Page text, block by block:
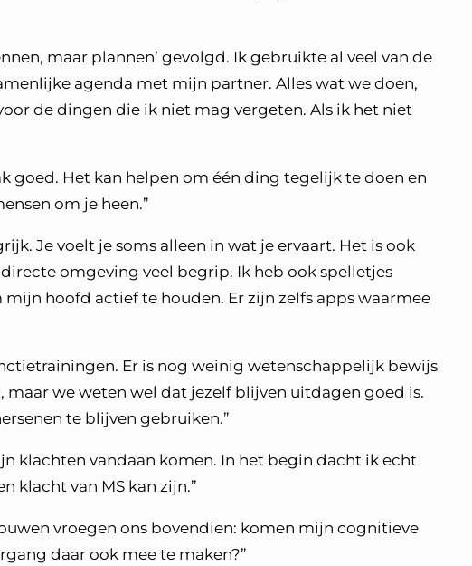
maar plannen’ gevolgd. Ik gebruikte al veel van de
agenda met mijn partner. Alles wat we doen,
de dingen die ik niet mag vergeten. Als ik het niet
goed. Het kan helpen om één ding tegelijk te doen en
om je heen.”
Je voelt je soms alleen in wat je ervaart. Het is ook
omgeving veel begrip. Ik heb ook spelletjes
hoofd actief te houden. Er zijn zelfs apps waarmee
Er is nog weinig wetenschappelijk bewijs
we weten wel dat jezelf blijven uitdagen goed is.
te blijven gebruiken.”
klachten vandaan komen. In het begin dacht ik echt
klacht van MS kan zijn.”
vroegen ons bovendien: komen mijn cognitieve
daar ook mee te maken?”